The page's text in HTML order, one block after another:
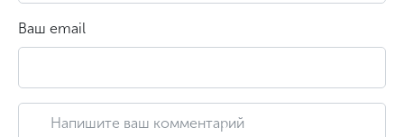
Ваш email